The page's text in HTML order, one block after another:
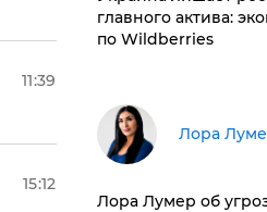
11:39
15:12
главного актива:
по Wildberries
​Лора
Лора Лумер об